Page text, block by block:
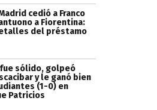
cedió a Franco
a Fiorentina:
del préstamo
fue sólido, golpeó
y le ganó bien
(1-0) en
Patricios